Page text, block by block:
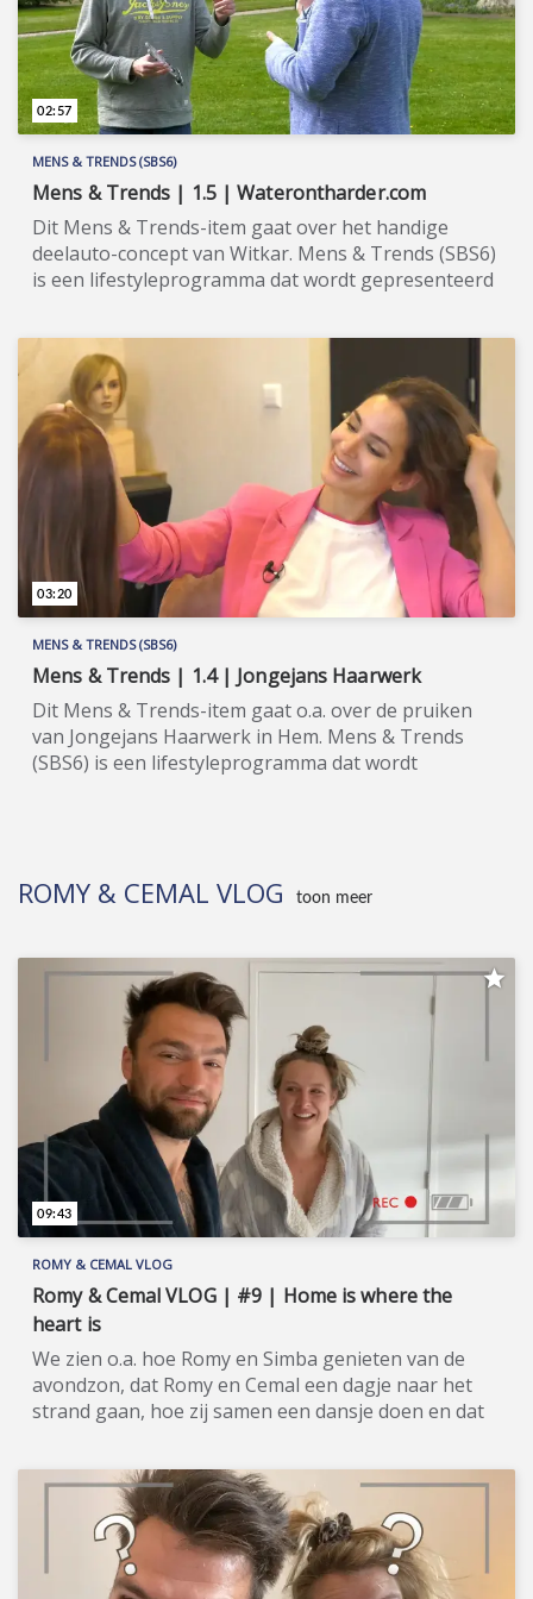
MENS & TRENDS (SBS6)
Mens & Trends | 1.5 | Waterontharder.com
Dit Mens & Trends-item gaat over het handige
deelauto-concept van Witkar. Mens & Trends (SBS6)
is een lifestyleprogramma dat wordt gepresenteerd
de hele aflevering bekijken of meer weten over de
deelnemers/sponsoren van Mens & Trends, ga dan
naar de officiële programma-website:
www.sbs6.nl/mensentrends.
02:57
MENS & TRENDS (SBS6)
Mens & Trends | 1.4 | Jongejans Haarwerk
Dit Mens & Trends-item gaat o.a. over de pruiken
van Jongejans Haarwerk in Hem. Mens & Trends
(SBS6) is een lifestyleprogramma dat wordt
website: www.sbs6.nl/mensentrends.
03:20
ROMY & CEMAL VLOG toon meer
ROMY & CEMAL VLOG
Romy & Cemal VLOG | #9 | Home is where the
heart is
We zien o.a. hoe Romy en Simba genieten van de
avondzon, dat Romy en Cemal een dagje naar het
strand gaan, hoe zij samen een dansje doen en dat
Romy & Cemal VLOG geeft je een intiem kijkje in het
leven van tv-sterren Romy Koldenhof en Cemal
Hazebroek, hun begin 2020 geboren dochtertje
Marley en hun katertje Simba. Exclusief op Lifestyle
TV, verschijnt er wekelijks op zaterdag een nieuw
09:43